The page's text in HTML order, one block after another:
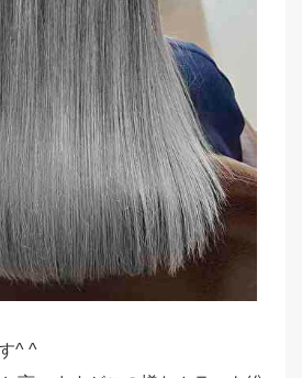
^ ^